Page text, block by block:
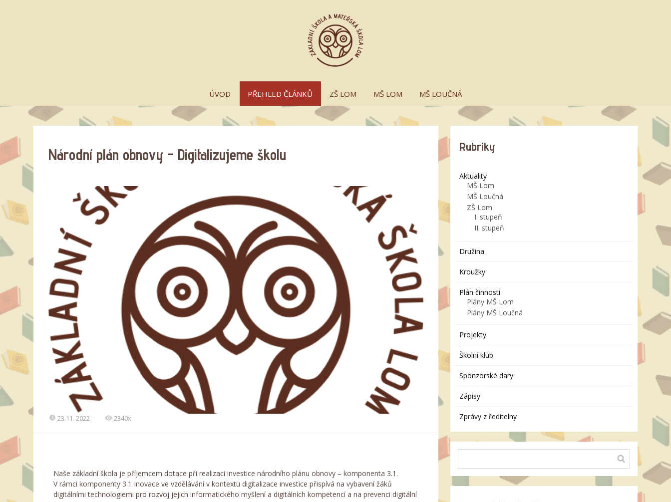
ÚVOD PŘEHLED ČLÁNKŮ ZŠ LOM MŠ LOM MŠ LOUČNÁ
Národní plán obnovy – Digitalizujeme školu
23.11. 2022 2340x
Naše základní škola je příjemcem dotace při realizaci investice národního plánu obnovy – komponenta 3.1.
V rámci komponenty 3.1 Inovace ve vzdělávání v kontextu digitalizace investice přispívá na vybavení žáků
digitálními technologiemi pro rozvoj jejich informatického myšlení a digitálních kompetencí a na prevenci digitální
Rubriky
Aktuality
MŠ Lom
MŠ Loučná
ZŠ Lom
I. stupeň
II. stupeň
Družina
Kroužky
Plán činnosti
Plány MŠ Lom
Plány MŠ Loučná
Projekty
Školní klub
Sponzorské dary
Zápisy
Zprávy z ředitelny